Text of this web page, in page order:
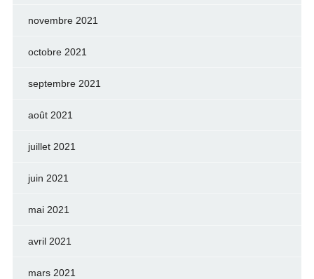
novembre 2021
octobre 2021
septembre 2021
août 2021
juillet 2021
juin 2021
mai 2021
avril 2021
mars 2021